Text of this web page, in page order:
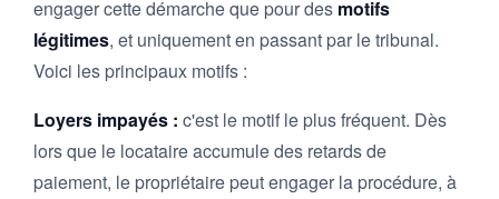
engager cette démarche que pour des motifs
légitimes, et uniquement en passant par le tribunal.
Voici les principaux motifs :
Loyers impayés : c'est le motif le plus fréquent. Dès
lors que le locataire accumule des retards de
paiement, le propriétaire peut engager la procédure, à